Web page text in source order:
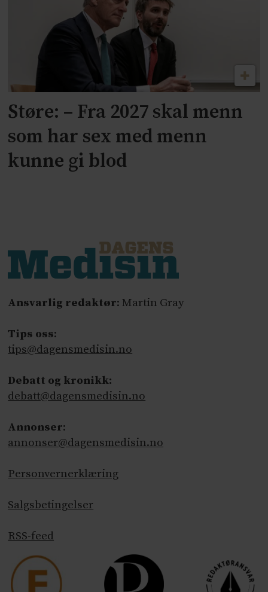
Støre: – Fra 2027 skal menn
som har sex med menn
kunne gi blod
Ansvarlig redaktør: Martin Gray
Tips oss:
tips@dagensmedisin.no
Debatt og kronikk:
debatt@dagensmedisin.no
Annonser:
annonser@dagensmedisin.no
Personvernerklæring
Salgsbetingelser
RSS-feed